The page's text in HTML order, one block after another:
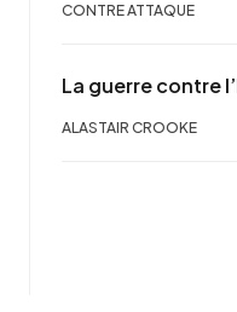
CONTRE ATTAQUE
La guerre contre
ALASTAIR CROOKE